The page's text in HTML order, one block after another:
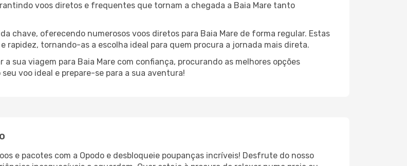
voos diretos e frequentes que tornam a chegada a Baia Mare tanto
chave, oferecendo numerosos voos diretos para Baia Mare de forma regular. Estas
rapidez, tornando-as a escolha ideal para quem procura a jornada mais direta.
sua viagem para Baia Mare com confiança, procurando as melhores opções
voo ideal e prepare-se para a sua aventura!
e pacotes com a Opodo e desbloqueie poupanças incríveis! Desfrute do nosso